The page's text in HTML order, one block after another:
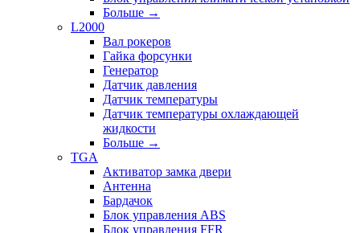
Больше →
L2000
Вал рокеров
Гайка форсунки
Генератор
Датчик давления
Датчик температуры
Датчик температуры охлаждающей
жидкости
Больше →
TGA
Активатор замка двери
Антенна
Бардачок
Блок управления ABS
Блок управления FFR